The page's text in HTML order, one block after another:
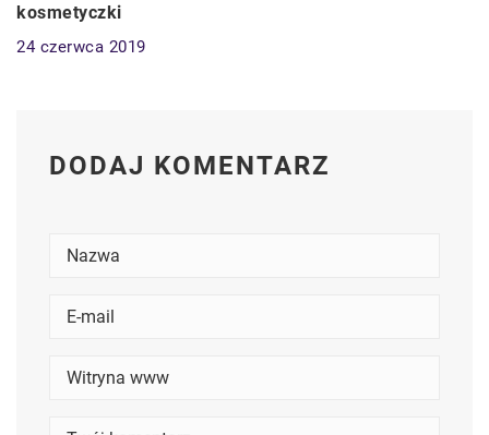
kosmetyczki
24 czerwca 2019
DODAJ KOMENTARZ